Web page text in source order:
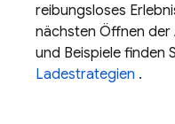
reibungsloses
nächsten Öffnen
und Beispiele finden
Ladestrategien .